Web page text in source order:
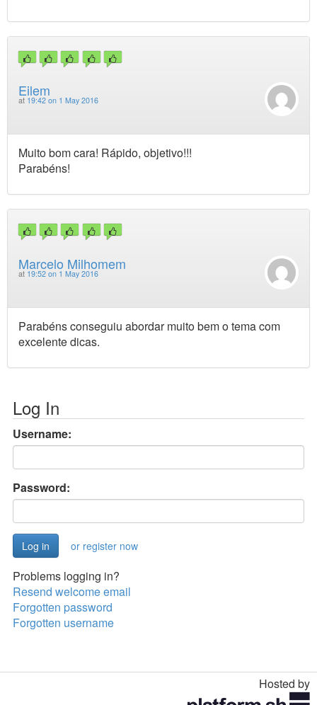
Eilem
at 19:42 on 1 May 2016
Muito bom cara! Rápido, objetivo!!!
Parabéns!
Marcelo Milhomem
at 19:52 on 1 May 2016
Parabéns conseguiu abordar muito bem o tema com
excelente dicas.
Log In
Username:
Password:
or register now
Problems logging in?
Resend welcome email
Forgotten password
Forgotten username
Hosted by